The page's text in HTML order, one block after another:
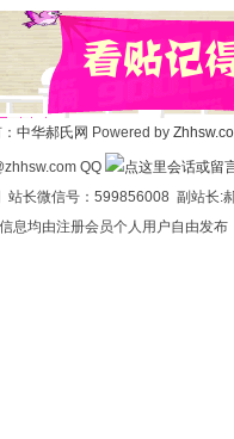
中华郝氏网 Powered by
QQ
站长微信号：599856008 副站长:
息均由注册会员个人用户自由发